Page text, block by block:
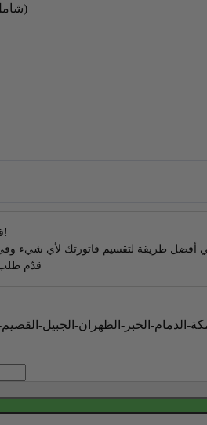
(شامل الضريبة)
قسم فاتورتك على كيفك!
أفضل طريقة لتقسيم فاتورتك لأي شيء
قدّم